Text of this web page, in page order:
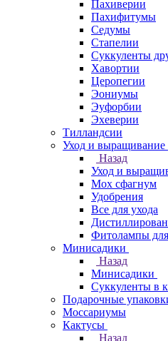
Пахиверии
Пахифитумы
Седумы
Стапелии
Суккуленты
Хавортии
Церопегии
Эониумы
Эуфорбии
Эхеверии
Тилландсии
Уход и выращивание
Назад
Уход и
Мох сфагнум
Удобрения
Все для ухода
Фитолампы
Минисадики
Назад
Минисадики
Суккуленты в
Подарочные
Моссариумы
Кактусы
Назад